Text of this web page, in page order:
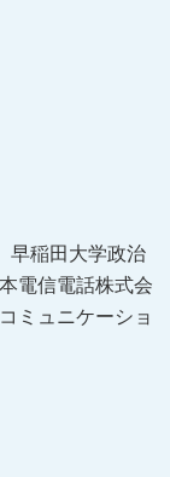
稲田大学政治
電信電話株式会
ュニケーショ